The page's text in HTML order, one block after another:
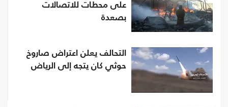
على محطات للاتصالات
بصعدة
التحالف يعلن اعتراض صاروخ
حوثي كان يتجه إلى الرياض